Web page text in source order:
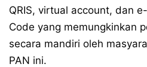
QRIS, virtual account, dan
Code yang memungkinkan
secara mandiri oleh
PAN ini.